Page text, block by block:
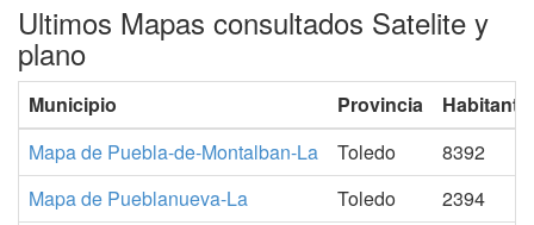
Ultimos Mapas consultados Satelite y
plano
Municipio Provincia
Mapa de Puebla-de-Montalban-La
Toledo
8392
Mapa de Pueblanueva-La
Toledo
2394